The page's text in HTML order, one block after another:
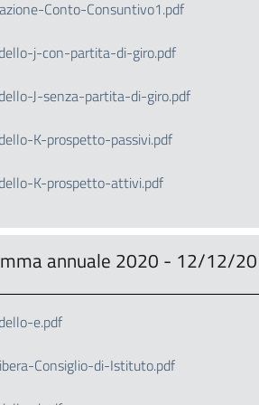
Conto-Consuntivo1.pdf
j-con-partita-di-giro.pdf
J-senza-partita-di-giro.pdf
K-prospetto-passivi.pdf
K-prospetto-attivi.pdf
annuale 2020 - 12/12/
e.pdf
Consiglio-di-Istituto.pdf